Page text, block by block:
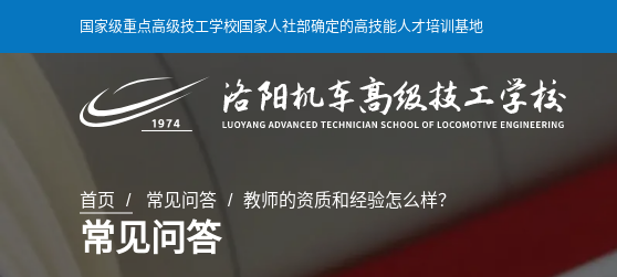
国家级重点高级技工学校 国家人社部确定的高技能人才培训基地
首页 常见问答 教师的资质和经验怎么样？
常见问答